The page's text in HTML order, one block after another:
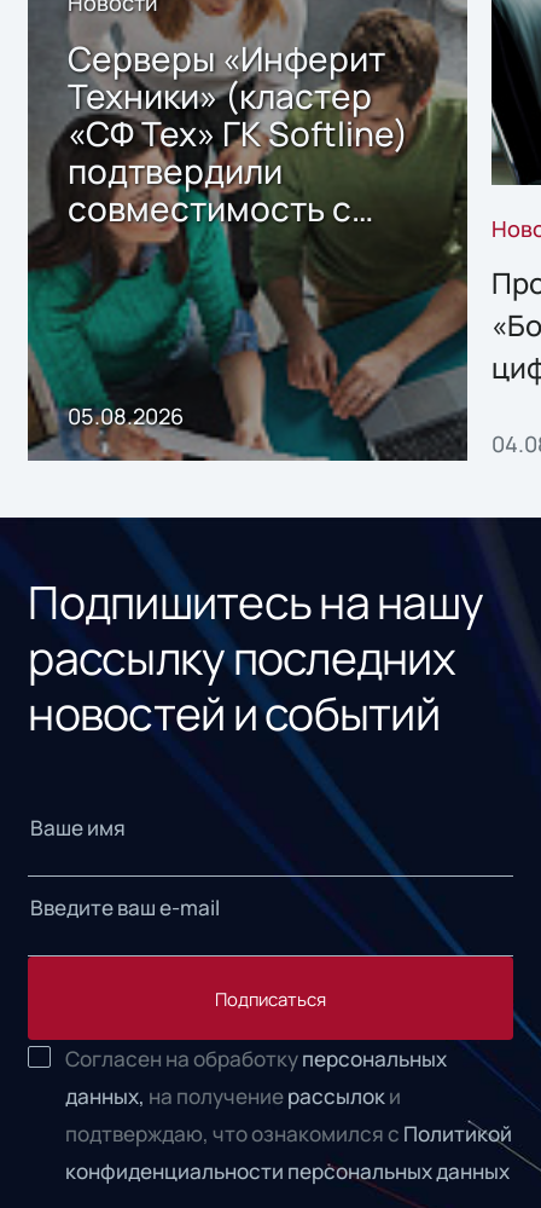
Серверы «Инферит
Техники» (кластер
«СФ Тех» ГК Softline)
подтвердили
совместимость с
решением Sharx
Storage 2.x для
хранения данных
05.08.2026
Подпишитесь на нашу
рассылку последних
новостей и событий
Подписаться
Согласен на обработкуперсональных
данных, на получениерассылоки
подтверждаю, что ознакомился с Политикой
конфиденциальности персональных данных